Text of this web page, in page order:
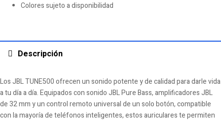
Colores sujeto a disponibilidad
Descripción
Los JBL TUNE500 ofrecen un sonido potente y de calidad para darle vida
a tu día a día. Equipados con sonido JBL Pure Bass, amplificadores JBL
de 32 mm y un control remoto universal de un solo botón, compatible
con la mayoría de teléfonos inteligentes, estos auriculares te permiten